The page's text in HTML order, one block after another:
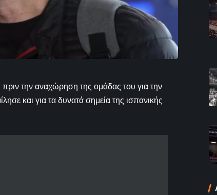
την αναχώρηση της ομάδας του για την
και για τα δυνατά σημεία της ισπανικής